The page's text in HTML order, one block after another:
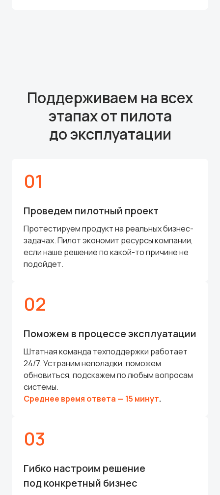
Поддерживаем на всех
этапах от пилота
до эксплуатации
01
Проведем пилотный проект
Протестируем продукт на реальных бизнес-
задачах. Пилот экономит ресурсы компании,
если наше решение по какой-то причине не
подойдет.
02
Поможем в процессе эксплуатации
Штатная команда техподдержки работает
24/7. Устраним неполадки, поможем
обновиться, подскажем по любым вопросам
системы.
Среднее время ответа — 15 минут.
03
Гибко настроим решение
под конкретный бизнес